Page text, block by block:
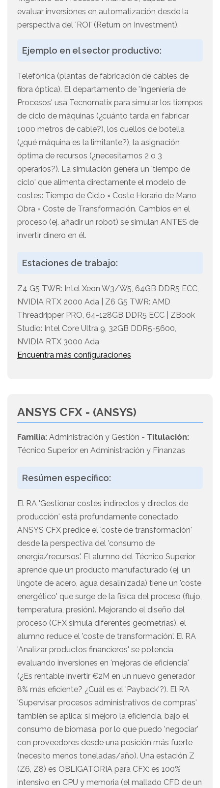
evaluar inversiones en automatización desde la
perspectiva del 'ROI' (Return on Investment).
Ejemplo en el sector productivo:
Telefónica (plantas de fabricación de cables de
fibra óptica). El departamento de 'Ingeniería de
Procesos' usa Tecnomatix para simular los tiempos
de ciclo de máquinas (¿cuánto tarda en fabricar
1000 metros de cable?), los cuellos de botella
(¿qué máquina es la limitante?), la asignación
óptima de recursos (¿necesitamos 2 o 3
operarios?). La simulación genera un 'tiempo de
ciclo' que alimenta directamente el modelo de
costes: Tiempo de Ciclo × Coste Horario de Mano
Obra = Coste de Transformación. Cambios en el
proceso (ej. añadir un robot) se simulan ANTES de
invertir dinero en él.
Estaciones de trabajo:
Z4 G5 TWR: Intel Xeon W3/W5, 64GB DDR5 ECC,
NVIDIA RTX 2000 Ada | Z6 G5 TWR: AMD
Threadripper PRO, 64-128GB DDR5 ECC | ZBook
Studio: Intel Core Ultra 9, 32GB DDR5-5600,
NVIDIA RTX 3000 Ada
Encuentra más configuraciones
ANSYS CFX - (ANSYS)
Familia: Administración y Gestión - Titulación:
Técnico Superior en Administración y Finanzas
Resúmen específico:
El RA 'Gestionar costes indirectos y directos de
producción' está profundamente conectado.
ANSYS CFX predice el 'coste de transformación'
desde la perspectiva del 'consumo de
energía/recursos'. El alumno del Técnico Superior
aprende que un producto manufacturado (ej. un
lingote de acero, agua desalinizada) tiene un 'coste
energético' que surge de la física del proceso (flujo,
temperatura, presión). Mejorando el diseño del
proceso (CFX simula diferentes geometrías), el
alumno reduce el 'coste de transformación'. El RA
'Analizar productos financieros' se potencia
evaluando inversiones en 'mejoras de eficiencia'
(¿Es rentable invertir €2M en un nuevo generador
8% más eficiente? ¿Cuál es el 'Payback'?). El RA
'Supervisar procesos administrativos de compras'
también se aplica: si mejoro la eficiencia, bajo el
consumo de biomasa, por lo que puedo 'negociar'
con proveedores desde una posición más fuerte
(necesito menos toneladas/año). Una estación Z
(Z6, Z8) es OBLIGATORIA para CFX: es 100%
intensivo en CPU y memoria (el mallado CFD de un